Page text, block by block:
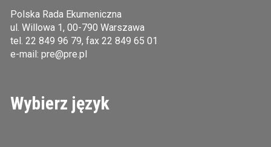
Polska Rada Ekumeniczna
ul. Willowa 1, 00-790 Warszawa
tel. 22 849 96 79, fax 22 849 65 01
e-mail: pre@pre.pl
Wybierz język